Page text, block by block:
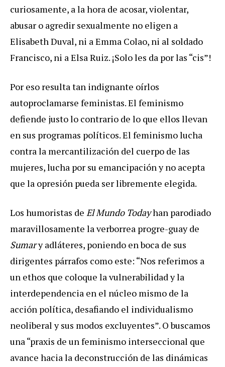
curiosamente, a la hora de acosar, violentar,
abusar o agredir sexualmente no eligen a
Elisabeth Duval, ni a Emma Colao, ni al soldado
Francisco, ni a Elsa Ruiz. ¡Solo les da por las “cis”!
Por eso resulta tan indignante oírlos
autoproclamarse feministas. El feminismo
defiende justo lo contrario de lo que ellos llevan
en sus programas políticos. El feminismo lucha
contra la mercantilización del cuerpo de las
mujeres, lucha por su emancipación y no acepta
que la opresión pueda ser libremente elegida.
Los humoristas de El Mundo Todayhan parodiado
maravillosamente la verborrea progre-guay de
Sumary adláteres, poniendo en boca de sus
dirigentes párrafos como este: “Nos referimos a
un ethos que coloque la vulnerabilidad y la
interdependencia en el núcleo mismo de la
acción política, desafiando el individualismo
neoliberal y sus modos excluyentes”. O buscamos
una “praxis de un feminismo interseccional que
avance hacia la deconstrucción de las dinámicas